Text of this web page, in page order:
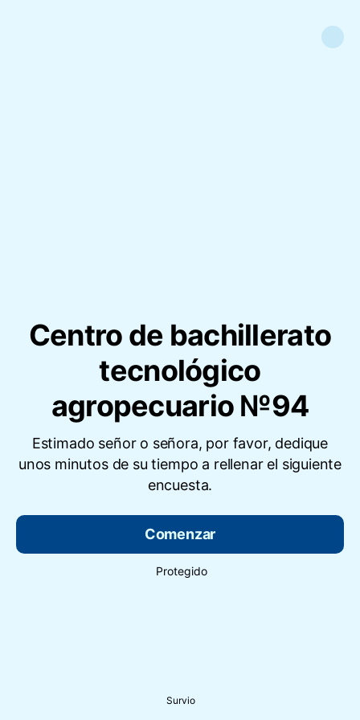
Centro de bachillerato
tecnológico
agropecuario №94
Estimado señor o señora, por favor, dedique
unos minutos de su tiempo a rellenar el siguiente
encuesta.
Comenzar
Protegido
Survio